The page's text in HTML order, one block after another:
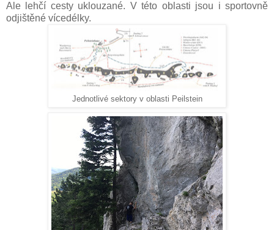
Ale lehčí cesty uklouzané. V této oblasti jsou i sportovně
odjištěné vícedélky.
Jednotlivé sektory v oblasti Peilstein